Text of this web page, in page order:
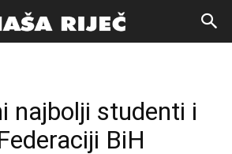
najbolji studenti i
BiH